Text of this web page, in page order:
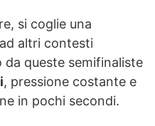
si coglie una
altri contesti
da queste semifinaliste
, pressione costante e
in pochi secondi.